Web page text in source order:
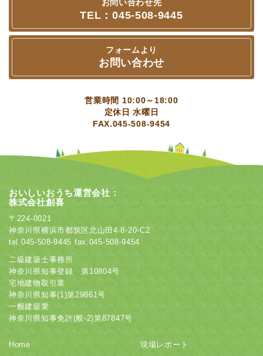
お問い合わせ先
TEL：045‐508‐9445
フォームより
お問い合わせ
営業時間 10:00～18:00
定休日 水曜日
FAX.045-508-9454
おいしいおうち運営会社：
株式会社創喜
〒224-0021
神奈川県横浜市都筑区北山田4-8-20-C2
tel.045-508-9445 fax.045-508-9454
二級建築士事務所
神奈川県知事登録 第10804号
宅地建物取引業
神奈川県知事(1)第29861号
一般建築業
神奈川県知事免許(般-2)第87847号
Home 現場レポート